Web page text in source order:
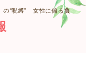
の“呪縛” 女性に偏る負